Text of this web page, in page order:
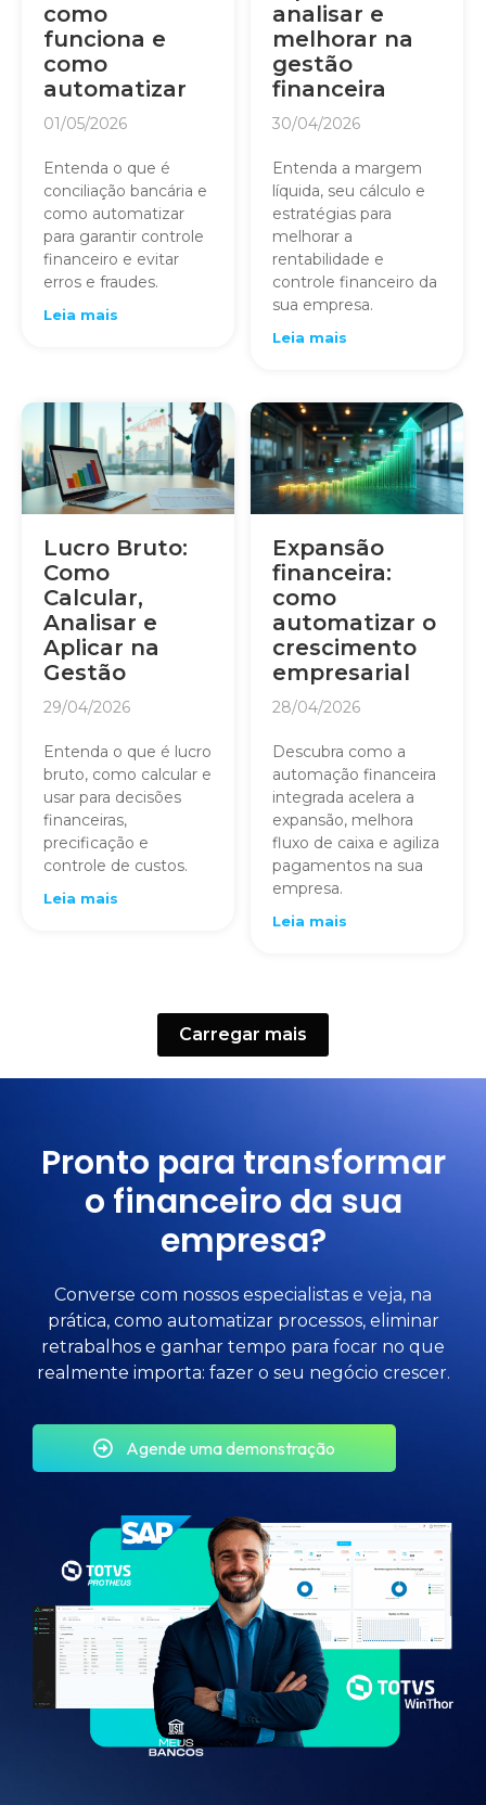
como
funciona e
como
automatizar
01/05/2026
Entenda o que é
conciliação bancária e
como automatizar
para garantir controle
financeiro e evitar
erros e fraudes.
Leia mais
analisar e
melhorar na
gestão
financeira
30/04/2026
Entenda a margem
líquida, seu cálculo e
estratégias para
melhorar a
rentabilidade e
controle financeiro da
sua empresa.
Leia mais
Lucro Bruto:
Como
Calcular,
Analisar e
Aplicar na
Gestão
29/04/2026
Entenda o que é lucro
bruto, como calcular e
usar para decisões
financeiras,
precificação e
controle de custos.
Leia mais
Expansão
financeira:
como
automatizar o
crescimento
empresarial
28/04/2026
Descubra como a
automação financeira
integrada acelera a
expansão, melhora
fluxo de caixa e agiliza
pagamentos na sua
empresa.
Leia mais
Carregar mais
Pronto para transformar
o financeiro da sua
empresa?
Converse com nossos especialistas e veja, na
prática, como automatizar processos, eliminar
retrabalhos e ganhar tempo para focar no que
realmente importa: fazer o seu negócio crescer.
Agende uma demonstração